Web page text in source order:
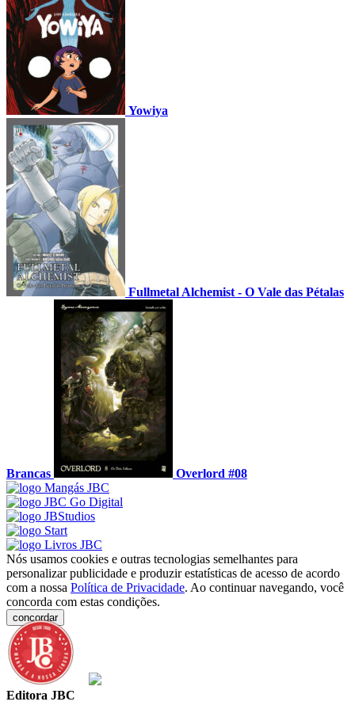
Yowiya
Fullmetal Alchemist - O Vale das Pétalas
Brancas Overlord #08
Nós usamos cookies e outras tecnologias semelhantes para
personalizar publicidade e produzir estatísticas de acesso de acordo
com a nossa Política de Privacidade. Ao continuar navegando, você
concorda com estas condições.
concordar
Editora JBC